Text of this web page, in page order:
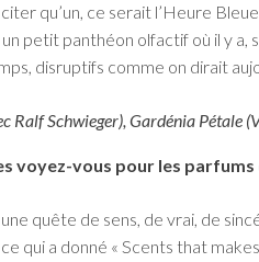
citer qu’un, ce serait l’Heure
petit panthéon olfactif où il y a,
disruptifs comme on dirait
Ralf Schwieger), Gardénia Pétale
voyez-vous pour les parfums
quête de sens, de vrai, de
qui a donné « Scents that